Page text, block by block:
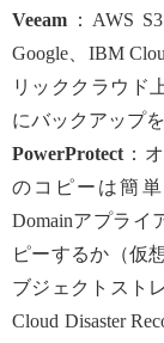
Veeam ：AWS
Google、IBM
リッククラウド
にバックアップ
PowerProtect ：
のコピーは簡
Domainアプライ
ピーするか（仮
ブジェクトスト
Cloud Disaster